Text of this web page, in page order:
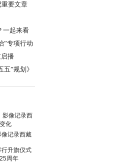
要文章
一起来看
”专项行动
播
”规划》
像记录西藏
展变化